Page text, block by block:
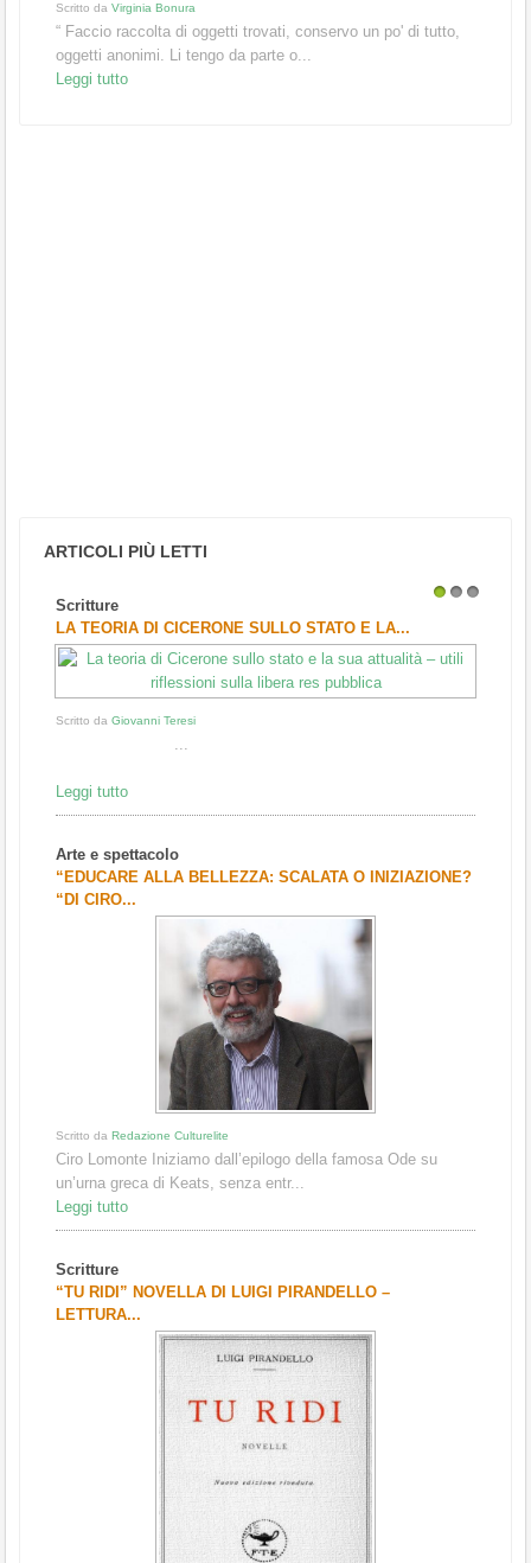
Scritto da Virginia Bonura
“ Faccio raccolta di oggetti trovati, conservo un po' di tutto,
oggetti anonimi. Li tengo da parte o...
Leggi tutto
ARTICOLI PIÙ LETTI
Scritture
LA TEORIA DI CICERONE SULLO STATO E LA...
Scritto da Giovanni Teresi
...
Leggi tutto
Arte e spettacolo
“EDUCARE ALLA BELLEZZA: SCALATA O INIZIAZIONE?
“DI CIRO...
Scritto da Redazione Culturelite
Ciro Lomonte Iniziamo dall’epilogo della famosa Ode su
un’urna greca di Keats, senza entr...
Leggi tutto
Scritture
“TU RIDI” NOVELLA DI LUIGI PIRANDELLO –
LETTURA...